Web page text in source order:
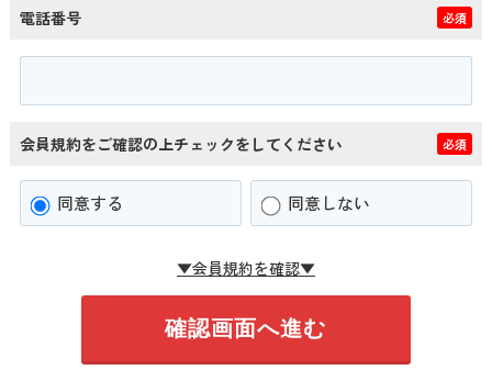
電話番号 必須
会員規約をご確認の上チェックをしてください 必須
同意する 同意しない
▼会員規約を確認▼